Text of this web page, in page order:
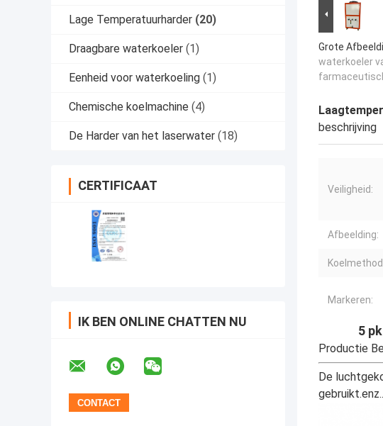
Lage Temperatuurharder (20)
Draagbare waterkoeler (1)
Eenheid voor waterkoeling (1)
Chemische koelmachine (4)
De Harder van het laserwater (18)
CERTIFICAAT
IK BEN ONLINE CHATTEN NU
Grote
waterkoeler
beschrijving
Veiligheid:
Afbeelding:
Markeren:
5
Productie
De